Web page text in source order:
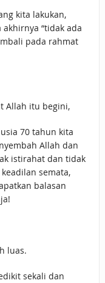
kita lakukan,
“tidak ada
pada rahmat
Allah itu begini,
70 tahun kita
Allah dan
istirahat dan tidak
semata,
balasan
luas.
sekali dan